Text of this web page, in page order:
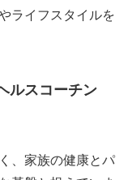
ライフスタイルを
ルスコーチン
、家族の健康とパ